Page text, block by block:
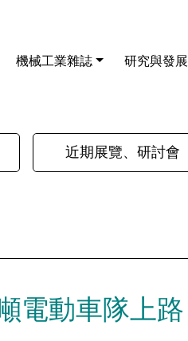
機械工業雜誌 研究與發展
近期展覽、研討會
電動車隊上路